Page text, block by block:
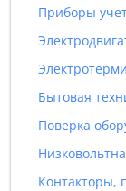
Приборы
Бытовая
Поверка
Контакторы,